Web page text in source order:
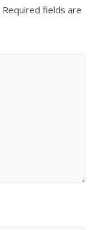
Required fields are